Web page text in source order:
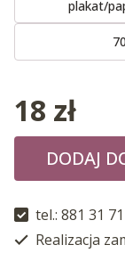
plakat/
18 zł
DODAJ
tel.: 881 31
Realizacja